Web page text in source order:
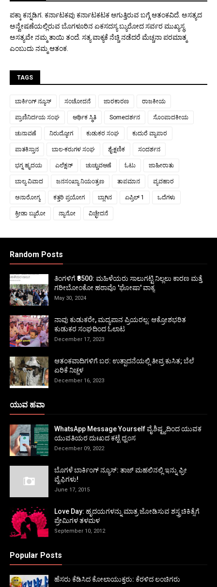
ಪಕ್ಕಾ ಕನ್ನಡಿಗ. ಕರ್ನಾಟಕವು ಕರ್ನಾಟಕಟಕ ಆಗುತ್ತಿರುವ ಬಗ್ಗೆ ಆತಂಕವಿದೆ. ಅಸತ್ಯದ
ಅನ್ವೇಷಣೆಯಲ್ಲಿರುವ ಬೊಗಳೂರಿನ ಏಕಸದಸ್ಯ ಬ್ಯುರೋದ ಸರ್ವರ ಮುಖ್ಯಸ್ಥ.
ಅಸತ್ಯವೇ ನಮ್ಮ ತಾಯಿ ತಂದೆ. ಸತ್ಯ ವಾಕ್ಯಕೆ ನೆಚ್ಚಿ ನಡೆದರೆ ಮೆಚ್ಚನಾ ಪರಮಾತ್ಮ
ಎಂಬುದು ನಮ್ಮ ಆತಂಕ.
TAGS
ಬಾರ್ಕಿಂಗ್ ನ್ಯೂಸ್ ಸಂಚೋದನೆ ಜಾರಕಾರಣ ರಾಜಕೀಯ
ಪ್ರಾಣಿನಿರ್ದಯ ಸಂಘ ಆರ್ಥಿಕ ಸ್ಥಿತಿ Someದರ್ಶನ ಸೊಂಪಾದಕೀಯ
ಚುನಾವಣೆ ನಿರುದ್ಯೋಗ ಕುಡುಕರ ಸಂಘ ಕುದುರೆ ವ್ಯಾಪಾರ
ಪಾತಕಿಸ್ತಾನ ಬಾಲ-ಕರುಗಳ ಸಂಘ ಶೈ-ಕ್ಷಣಿಕ ಸಂದರ್ಶನ
ಭಗ್ನ ಹೃದಯ ಎಲೆಕ್ಷನ್ ಚುಚ್ಚುವಆಣೆ ಓಟು ಜಾಹೀರಾತು
ಬಾಲ್ಯ ವಿವಾದ ಜನಸಂಖ್ಯಾ ನಿಯಂತ್ರಣ ತಾಪಮಾನ ವ್ಯವಹಾರ
ಅನಾರೋಗ್ಯ ಕತ್ತರಿ ಪ್ರಯೋಗ ಬ್ಲಾಗಿನ ಏಪ್ರಿಲ್ 1 ಒದೆಗಳು
ಕ್ರೀಡಾ ಬ್ಯುರೋ ನ್ಯಾನೋ ವಿಚ್ಛೇದನೆ
Random Posts
ತಿಂಗಳಿಗೆ ₹8500: ಮಹಿಳೆಯರು ಸಾಲುಗಟ್ಟಿ ನಿಲ್ಲಲು ಕಾರಣ ಮತ್ತೆ
ಗರೀಬೋಂಕೋ ಹಠಾವೊ 'ಘೋಷಾ' ವಾಕ್ಯ
May 30, 2024
ನಾವು ಕುಡುಕರೇ, ಮದ್ಯಪಾನ ಪ್ರಿಯರಲ್ಲ: ಆಕ್ರೋಶಭರಿತ
ಕುಡುಕರ ಸಂಘದಿಂದ ಓಲಾಟ
December 17, 2023
ಆತಂಕವಾದಿಗಳಿಗೆ ಬರ: ಉತ್ಪಾದನೆಯಲ್ಲಿ ತೀವ್ರ ಕುಸಿತ; ಬೆಲೆ
ಏರಿಕೆ ನಿಚ್ಚಳ
December 16, 2023
ಯುವ ಹವಾ
WhatsApp Message Yourself ವೈಶಿಷ್ಟ್ಯದಿಂದ ಯುವಕ
ಯುವತಿಯರ ದುಃಖದ ಕಟ್ಟೆ ಧ್ವಂಸ
December 09, 2022
ಬೊಗಳೆ ಬಾರ್ಕಿಂಗ್ ನ್ಯೂಸ್: ತಾಜ್ ಮಹಲಿನಲ್ಲಿ ಇನ್ನು ಫ್ರೀ
ವೈಫಿಗಳು!
June 17, 2015
Love Day: ಹೃದಯಗಳನ್ನು ಮಾತ್ರ ಜೋಡಿಸುವ ಶಸ್ತ್ರಚಿಕಿತ್ಸೆಗೆ
ಪ್ರೇಮಿಗಳ ತಳಮಳ
September 10, 2012
Popular Posts
ಹೆಸರು ಕೆಡಿಸಿದ ಕೋಲಾಯುಕ್ತರು: ಕೆರಳಿದ ಲಂಚಿಗರು